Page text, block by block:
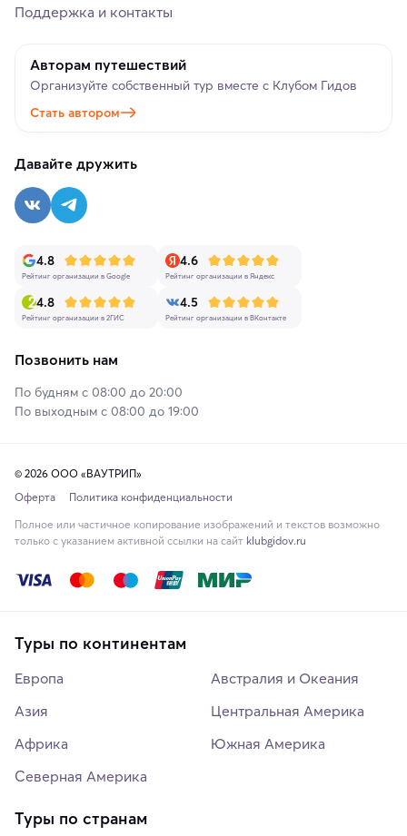
Поддержка и контакты
Авторам путешествий
Организуйте собственный тур вместе с Клубом Гидов
Стать автором
Давайте дружить
4.8
Рейтинг организации в Google
4.6
Рейтинг организации в Яндекс
4.8
Рейтинг организации в 2ГИС
4.5
Рейтинг организации в ВКонтакте
Позвонить нам
По будням с 08:00 до 20:00
По выходным с 08:00 до 19:00
© 2026 ООО «ВАУТРИП»
Оферта
Политика конфиденциальности
Полное или частичное копирование изображений и текстов возможно
только с указанием активной ссылки на сайт klubgidov.ru
Туры по континентам
Европа
Азия
Африка
Северная Америка
Австралия и Океания
Центральная Америка
Южная Америка
Туры по странам